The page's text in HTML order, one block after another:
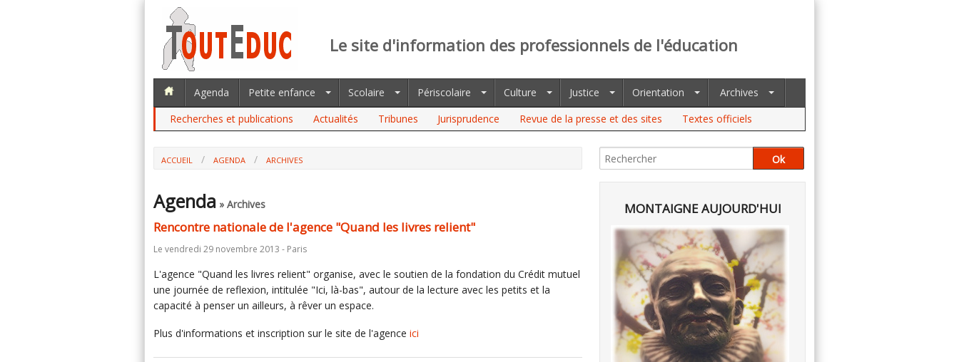
Le site d'information des professionnels de l'éducation
Agenda Petite enfance Scolaire Périscolaire Culture Justice Orientation
Archives
Recherches et publications
Actualités Tribunes Jurisprudence Revue de la presse et des sites Textes officiels
ACCUEIL AGENDA
ARCHIVES
Agenda » Archives
Rencontre nationale de l'agence "Quand les livres relient"
Le vendredi 29 novembre 2013 - Paris
L'agence "Quand les livres relient" organise, avec le soutien de la fondation du Crédit mutuel
une journée de reflexion, intitulée "Ici, là-bas", autour de la lecture avec les petits et la
capacité à penser un ailleurs, à rêver un espace.
Plus d'informations et inscription sur le site de l'agence ici
MONTAIGNE AUJOURD'HUI